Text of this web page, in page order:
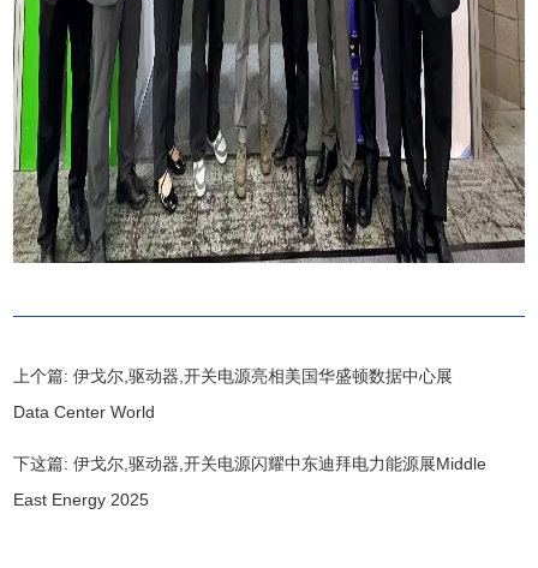
上个篇:伊戈尔,驱动器,开关电源亮相美国华盛顿数据中心展
Data Center World
下这篇:伊戈尔,驱动器,开关电源闪耀中东迪拜电力能源展Middle
East Energy 2025